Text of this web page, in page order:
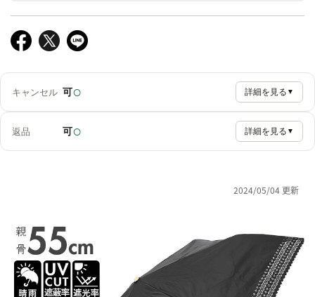
キャンセル 可○ 詳細を見る ▼
返品 可○ 詳細を見る ▼
2024/05/04 更新